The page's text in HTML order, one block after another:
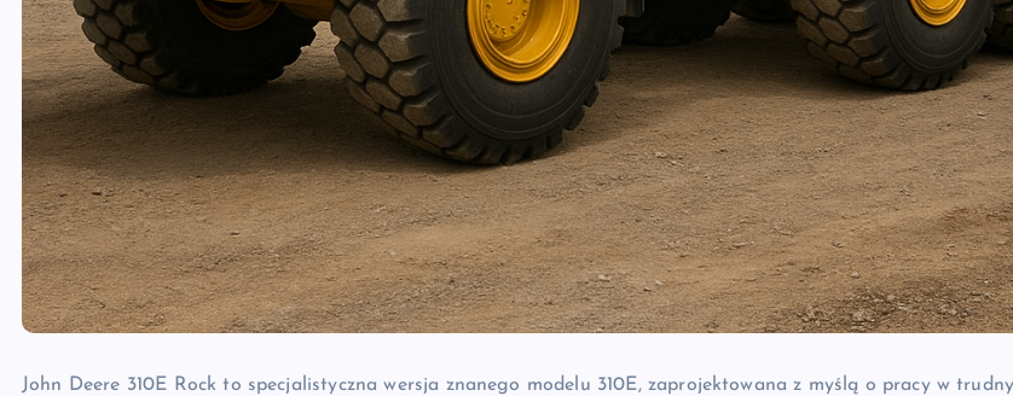
John Deere 310E Rock to specjalistyczna wersja znanego modelu 310E, zaprojektowana z myślą o pracy w